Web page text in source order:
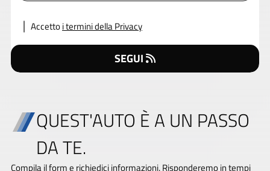
Accettoi termini della Privacy
SEGUI
QUEST'AUTO È A UN PASSO
DA TE.
Compila il form e richiedici informazioni. Risponderemo in tempi